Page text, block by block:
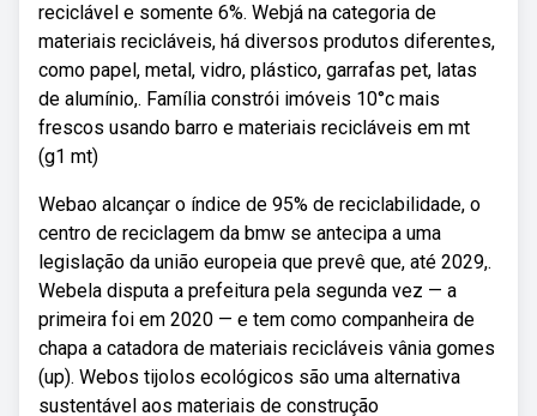
reciclável e somente 6%. Webjá na categoria de
materiais recicláveis, há diversos produtos diferentes,
como papel, metal, vidro, plástico, garrafas pet, latas
de alumínio,. Família constrói imóveis 10°c mais
frescos usando barro e materiais recicláveis em mt
(g1 mt)
Webao alcançar o índice de 95% de reciclabilidade, o
centro de reciclagem da bmw se antecipa a uma
legislação da união europeia que prevê que, até 2029,.
Webela disputa a prefeitura pela segunda vez — a
primeira foi em 2020 — e tem como companheira de
chapa a catadora de materiais recicláveis vânia gomes
(up). Webos tijolos ecológicos são uma alternativa
sustentável aos materiais de construção